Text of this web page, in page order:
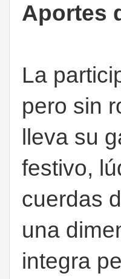
Aportes
La
pero sin
lleva su
festivo,
cuerdas
una
integra